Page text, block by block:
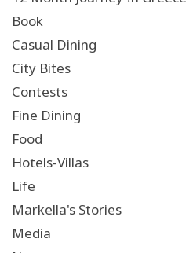
Book
Casual Dining
City Bites
Contests
Fine Dining
Food
Hotels-Villas
Life
Markella's Stories
Media